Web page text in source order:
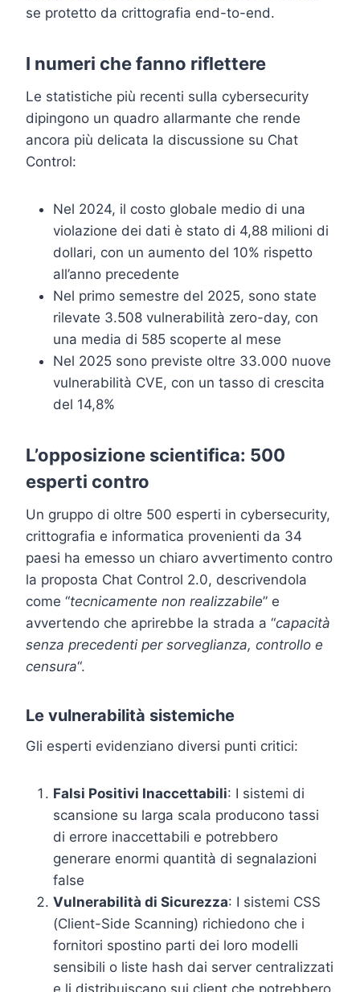
se protetto da crittografia end-to-end.
I numeri che fanno riflettere
Le statistiche più recenti sulla cybersecurity
dipingono un quadro allarmante che rende
ancora più delicata la discussione su Chat
Control:
Nel 2024, il costo globale medio di una
violazione dei dati è stato di 4,88 milioni di
dollari, con un aumento del 10% rispetto
all’anno precedente
Nel primo semestre del 2025, sono state
rilevate 3.508 vulnerabilità zero-day, con
una media di 585 scoperte al mese
Nel 2025 sono previste oltre 33.000 nuove
vulnerabilità CVE, con un tasso di crescita
del 14,8%
L’opposizione scientifica: 500
esperti contro
Un gruppo di oltre 500 esperti in cybersecurity,
crittografia e informatica provenienti da 34
paesi ha emesso un chiaro avvertimento contro
la proposta Chat Control 2.0, descrivendola
come “tecnicamente non realizzabile” e
avvertendo che aprirebbe la strada a “capacità
senza precedenti per sorveglianza, controllo e
censura“.
Le vulnerabilità sistemiche
Gli esperti evidenziano diversi punti critici:
Falsi Positivi Inaccettabili: I sistemi di
scansione su larga scala producono tassi
di errore inaccettabili e potrebbero
generare enormi quantità di segnalazioni
false
Vulnerabilità di Sicurezza: I sistemi CSS
(Client-Side Scanning) richiedono che i
fornitori spostino parti dei loro modelli
sensibili o liste hash dai server centralizzati
e li distribuiscano sui client che potrebbero